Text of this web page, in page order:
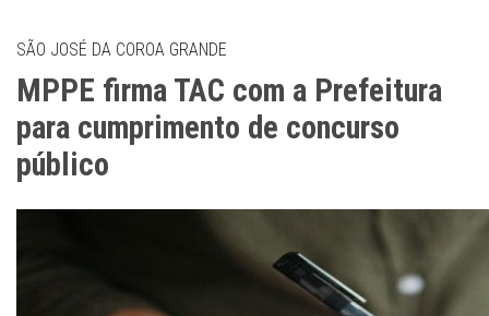
SÃO JOSÉ DA COROA GRANDE
MPPE firma TAC com a Prefeitura
para cumprimento de concurso
público